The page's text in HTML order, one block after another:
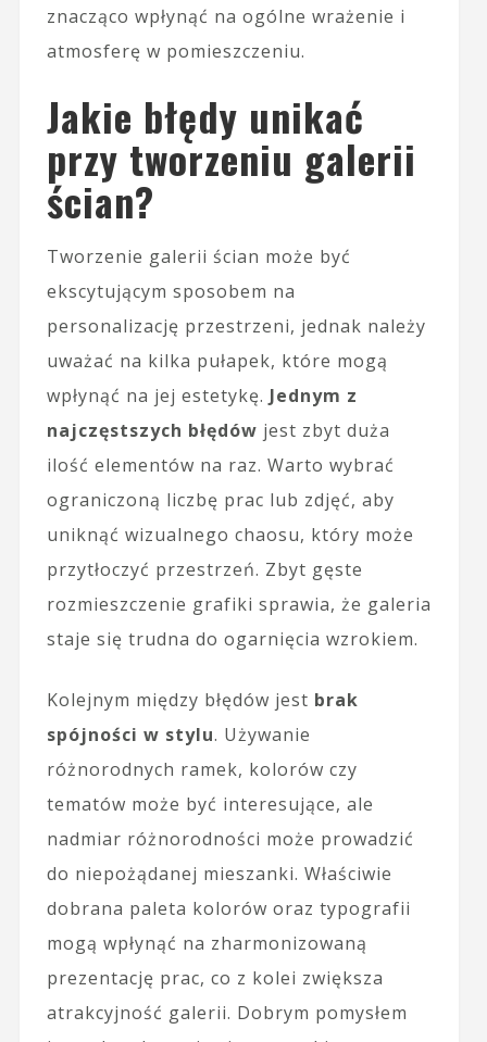
znacząco wpłynąć na ogólne wrażenie i
atmosferę w pomieszczeniu.
Jakie błędy unikać
przy tworzeniu galerii
ścian?
Tworzenie galerii ścian może być
ekscytującym sposobem na
personalizację przestrzeni, jednak należy
uważać na kilka pułapek, które mogą
wpłynąć na jej estetykę. Jednym z
najczęstszych błędów jest zbyt duża
ilość elementów na raz. Warto wybrać
ograniczoną liczbę prac lub zdjęć, aby
uniknąć wizualnego chaosu, który może
przytłoczyć przestrzeń. Zbyt gęste
rozmieszczenie grafiki sprawia, że galeria
staje się trudna do ogarnięcia wzrokiem.
Kolejnym między błędów jest brak
spójności w stylu. Używanie
różnorodnych ramek, kolorów czy
tematów może być interesujące, ale
nadmiar różnorodności może prowadzić
do niepożądanej mieszanki. Właściwie
dobrana paleta kolorów oraz typografii
mogą wpłynąć na zharmonizowaną
prezentację prac, co z kolei zwiększa
atrakcyjność galerii. Dobrym pomysłem